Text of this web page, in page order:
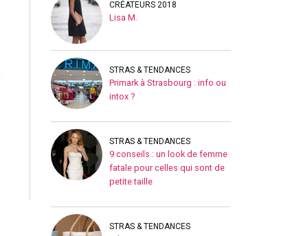
CRÉATEURS 2018
Lisa M.
STRAS & TENDANCES
Primark à Strasbourg : info ou
intox ?
STRAS & TENDANCES
9 conseils : un look de femme
fatale pour celles qui sont de
petite taille
STRAS & TENDANCES